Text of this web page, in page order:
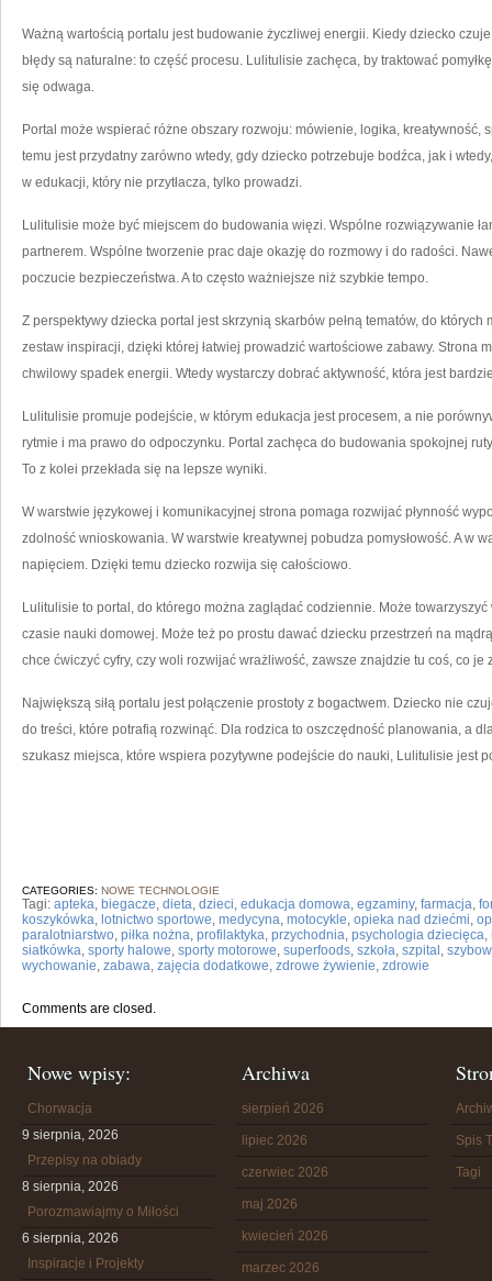
Ważną wartością portalu jest budowanie życzliwej energii. Kiedy dziecko czuje
błędy są naturalne: to część procesu. Lulitulisie zachęca, by traktować
się odwaga.
Portal może wspierać różne obszary rozwoju: mówienie, logika, kreatywność,
temu jest przydatny zarówno wtedy, gdy dziecko potrzebuje bodźca, jak i
w edukacji, który nie przytłacza, tylko prowadzi.
Lulitulisie może być miejscem do budowania więzi. Wspólne rozwiązywanie
partnerem. Wspólne tworzenie prac daje okazję do rozmowy i do radości.
poczucie bezpieczeństwa. A to często ważniejsze niż szybkie tempo.
Z perspektywy dziecka portal jest skrzynią skarbów pełną tematów, do których
zestaw inspiracji, dzięki której łatwiej prowadzić wartościowe zabawy. Strona
chwilowy spadek energii. Wtedy wystarczy dobrać aktywność, która jest
Lulitulisie promuje podejście, w którym edukacja jest procesem, a nie
rytmie i ma prawo do odpoczynku. Portal zachęca do budowania spokojnej
To z kolei przekłada się na lepsze wyniki.
W warstwie językowej i komunikacyjnej strona pomaga rozwijać płynność
zdolność wnioskowania. W warstwie kreatywnej pobudza pomysłowość. A w
napięciem. Dzięki temu dziecko rozwija się całościowo.
Lulitulisie to portal, do którego można zaglądać codziennie. Może
czasie nauki domowej. Może też po prostu dawać dziecku przestrzeń na
chce ćwiczyć cyfry, czy woli rozwijać wrażliwość, zawsze znajdzie tu coś, co je
Największą siłą portalu jest połączenie prostoty z bogactwem. Dziecko nie
do treści, które potrafią rozwinąć. Dla rodzica to oszczędność planowania, a
szukasz miejsca, które wspiera pozytywne podejście do nauki, Lulitulisie jest
CATEGORIES: NOWE TECHNOLOGIE
Tagi: apteka, biegacze, dieta, dzieci, edukacja domowa, egzaminy, farmacja,
koszykówka, lotnictwo sportowe, medycyna, motocykle, opieka nad dziećmi,
paralotniarstwo, piłka nożna, profilaktyka, przychodnia, psychologia dziecięca,
siatkówka, sporty halowe, sporty motorowe, superfoods, szkoła, szpital ,
wychowanie, zabawa, zajęcia dodatkowe, zdrowe żywienie, zdrowie
Comments are closed.
Nowe wpisy:
Chorwacja
9 sierpnia, 2026
Przepisy na obiady
8 sierpnia, 2026
Porozmawiajmy o Miłości
6 sierpnia, 2026
Inspiracje i Projekty
Archiwa
sierpień 2026
lipiec 2026
czerwiec 2026
maj 2026
kwiecień 2026
marzec 2026
Spis
Tagi